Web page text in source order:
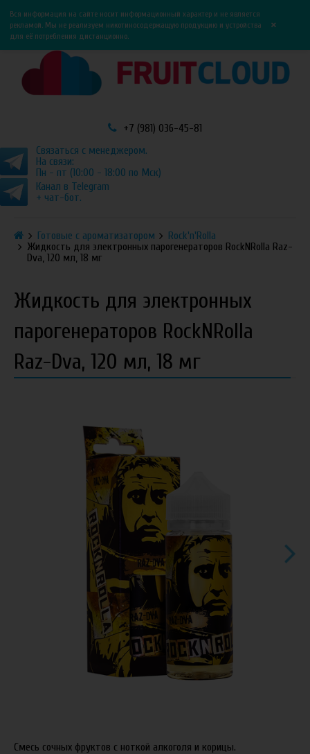
0
Вся информация на сайте носит информационный характер и не является
рекламой. Мы не реализуем никотиносодержащую продукцию и устройства
для её потребления дистанционно.
×
+7 (981) 036-45-81
Связаться с менеджером.
На связи:
Пн - пт (10:00 - 18:00 по Мск)
Канал в Telegram
+ чат-бот.
Готовые с ароматизатором
Rock'n'Rolla
Жидкость для электронных парогенераторов RockNRolla Raz-
Dva, 120 мл, 18 мг
Жидкость для электронных
парогенераторов RockNRolla
Raz-Dva, 120 мл, 18 мг
Смесь сочных фруктов с ноткой алкоголя и корицы.